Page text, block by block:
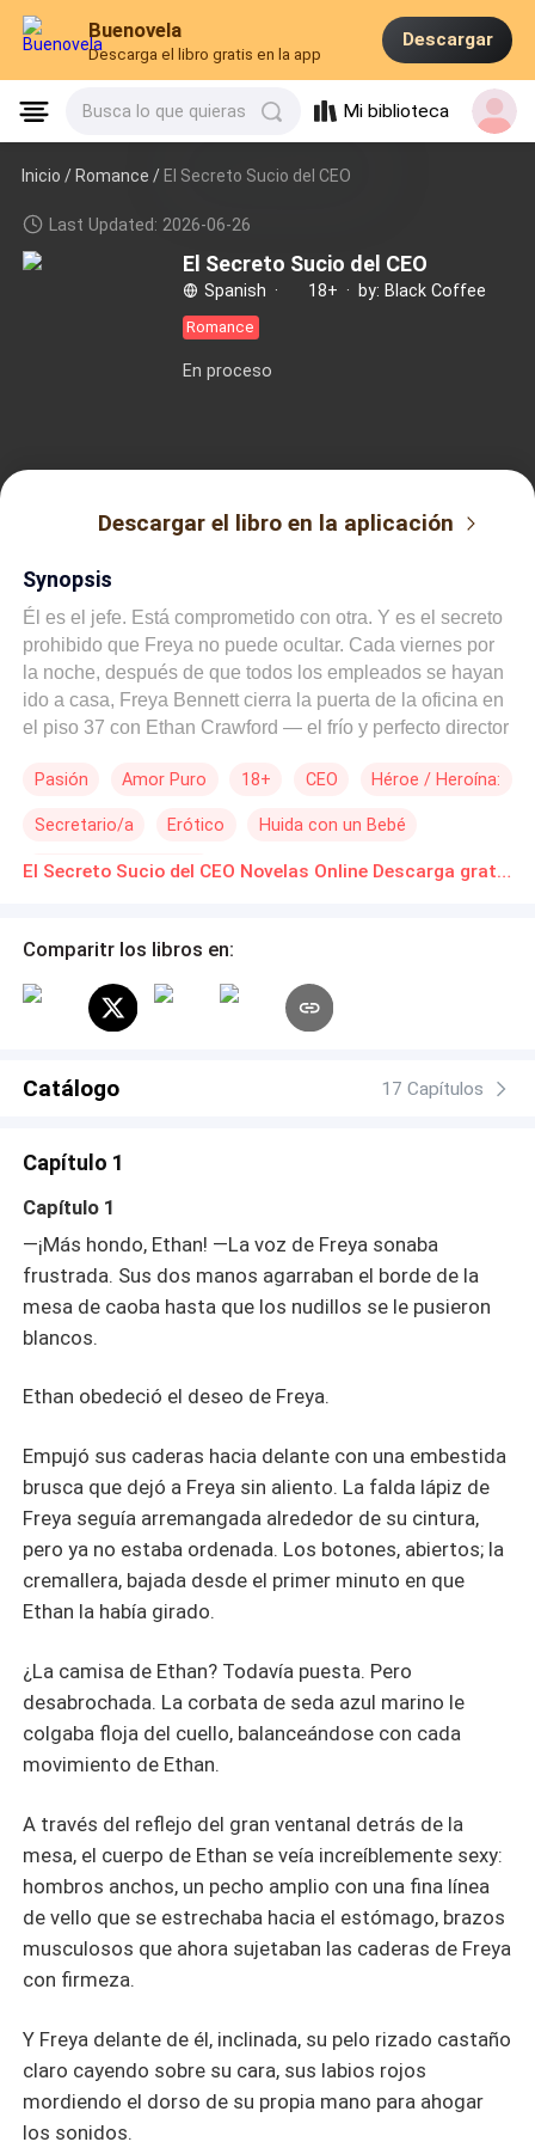
Buenovela
Descarga el libro gratis en la app
Descargar
Busca lo que quieras Mi biblioteca
Inicio /Romance / El Secreto Sucio del CEO
Last Updated: 2026-06-26
El Secreto Sucio del CEO
Spanish · 18+ · by: Black Coffee
Romance
En proceso
Descargar el libro en la aplicación
Synopsis
Él es el jefe. Está comprometido con otra. Y es el secreto
prohibido que Freya no puede ocultar. Cada viernes por
la noche, después de que todos los empleados se hayan
ido a casa, Freya Bennett cierra la puerta de la oficina en
el piso 37 con Ethan Crawford — el frío y perfecto director
con la heredera del imperio inmobiliario Ashford. Al
solitarios. Solo algo físico. Solo los viernes por la noche.
Solo en la oficina. Pero las reglas empiezan a romperse
nombre de Karina Ashford en las reuniones. Cuando no
de ser descubiertos en innumerables ocasiones. Fuera,
está Edgar — el novio de Freya, que empieza a
contrata a un detective privado. Y hay un contrato
difícil se vuelve distinguir la lujuria del amor. Pero en un
secretaria y su director general elegirse el uno al otro sin
destruirlo todo? Un secreto. Dos vidas. Cuatro personas
que saldrán heridas.
Pasión Amor Puro 18+ CEO Héroe / Heroína:
Secretario/a Erótico Huida con un Bebé
Segunda Oportunidad El Secreto Sucio del CEO Novelas Online Descarga gratuita de PDF
Comparitr los libros en:
Catálogo 17 Capítulos
Capítulo 1
Capítulo 1
—¡Más hondo, Ethan! —La voz de Freya sonaba
frustrada. Sus dos manos agarraban el borde de la
mesa de caoba hasta que los nudillos se le pusieron
blancos.
Ethan obedeció el deseo de Freya.
Empujó sus caderas hacia delante con una embestida
brusca que dejó a Freya sin aliento. La falda lápiz de
Freya seguía arremangada alrededor de su cintura,
pero ya no estaba ordenada. Los botones, abiertos; la
cremallera, bajada desde el primer minuto en que
Ethan la había girado.
¿La camisa de Ethan? Todavía puesta. Pero
desabrochada. La corbata de seda azul marino le
colgaba floja del cuello, balanceándose con cada
movimiento de Ethan.
A través del reflejo del gran ventanal detrás de la
mesa, el cuerpo de Ethan se veía increíblemente sexy:
hombros anchos, un pecho amplio con una fina línea
de vello que se estrechaba hacia el estómago, brazos
musculosos que ahora sujetaban las caderas de Freya
con firmeza.
Y Freya delante de él, inclinada, su pelo rizado castaño
claro cayendo sobre su cara, sus labios rojos
mordiendo el dorso de su propia mano para ahogar
los sonidos.